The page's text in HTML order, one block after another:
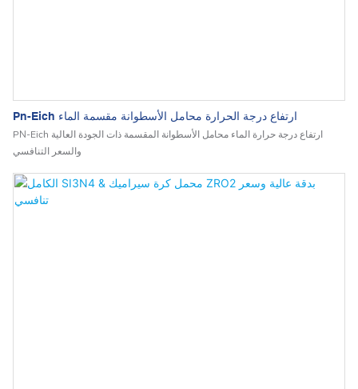
Pn-Eich ارتفاع درجة الحرارة محامل الأسطوانة مقسمة الماء
PN-Eich ارتفاع درجة حرارة الماء محامل الأسطوانة المقسمة ذات الجودة العالية
والسعر التنافسي